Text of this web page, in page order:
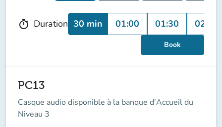
timer Duration 30 min 01:00 01:30 02:00
Book
PC13
Casque audio disponible à la banque d'Accueil du
Niveau 3